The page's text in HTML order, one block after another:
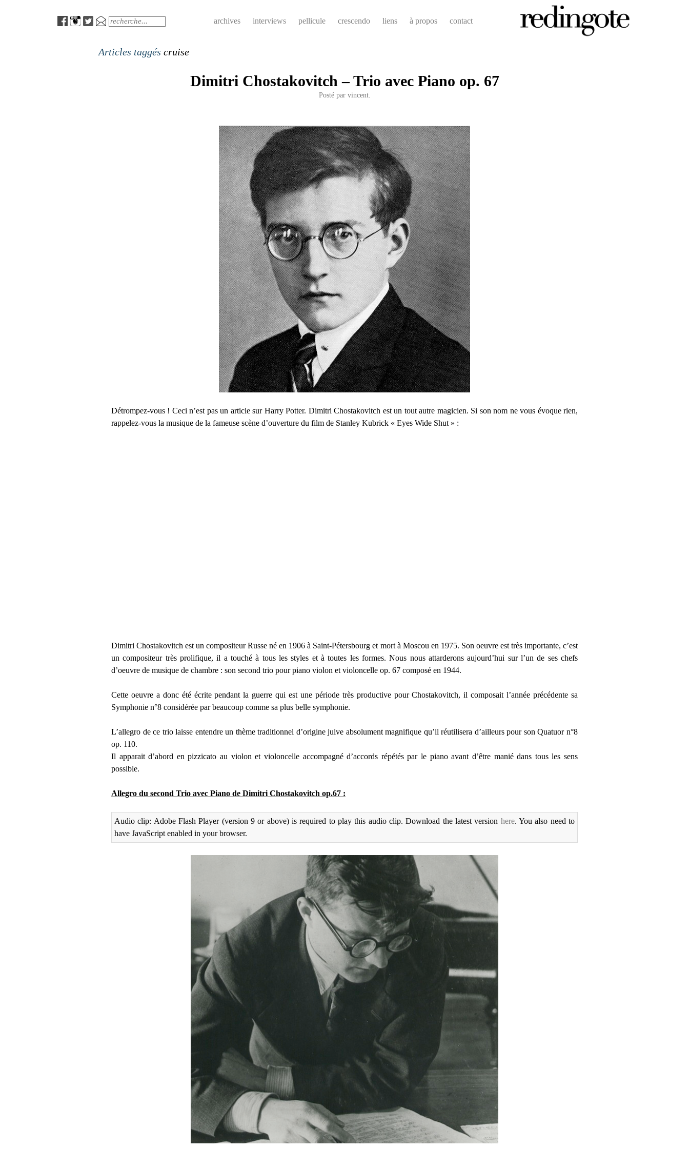
MenuSearch archives interviews pellicule crescendo liens à propos contact
Articles taggés cruise
Dimitri Chostakovitch – Trio avec Piano op. 67
Posté par vincent.
Détrompez-vous ! Ceci n’est pas un article sur Harry Potter. Dimitri Chostakovitch est un tout autre magicien. Si son nom ne vous évoque rien,
rappelez-vous la musique de la fameuse scène d’ouverture du film de Stanley Kubrick « Eyes Wide Shut » :
Dimitri Chostakovitch est un compositeur Russe né en 1906 à Saint-Pétersbourg et mort à Moscou en 1975. Son oeuvre est très importante, c’est
un compositeur très prolifique, il a touché à tous les styles et à toutes les formes. Nous nous attarderons aujourd’hui sur l’un de ses chefs
d’oeuvre de musique de chambre : son second trio pour piano violon et violoncelle op. 67 composé en 1944.
Cette oeuvre a donc été écrite pendant la guerre qui est une période très productive pour Chostakovitch, il composait l’année précédente sa
Symphonie n°8 considérée par beaucoup comme sa plus belle symphonie.
L’allegro de ce trio laisse entendre un thème traditionnel d’origine juive absolument magnifique qu’il réutilisera d’ailleurs pour son Quatuor n°8
op. 110.
Il apparait d’abord en pizzicato au violon et violoncelle accompagné d’accords répétés par le piano avant d’être manié dans tous les sens
possible.
Allegro du second Trio avec Piano de Dimitri Chostakovitch op.67 :
Audio clip: Adobe Flash Player (version 9 or above) is required to play this audio clip. Download the latest version here. You also need to
have JavaScript enabled in your browser.